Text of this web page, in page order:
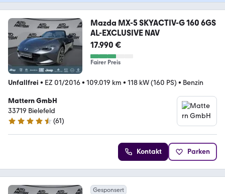
Mazda MX-5 SKYACTIV-G 160 6GS
AL-EXCLUSIVE NAV
17.990 €
Fairer Preis
Unfallfrei • EZ 01/2016• 109.019 km • 118 kW (160 PS) • Benzin
Mattern GmbH
33719 Bielefeld
4.4 Sterne
(61)
Kontakt Parken
Gesponsert